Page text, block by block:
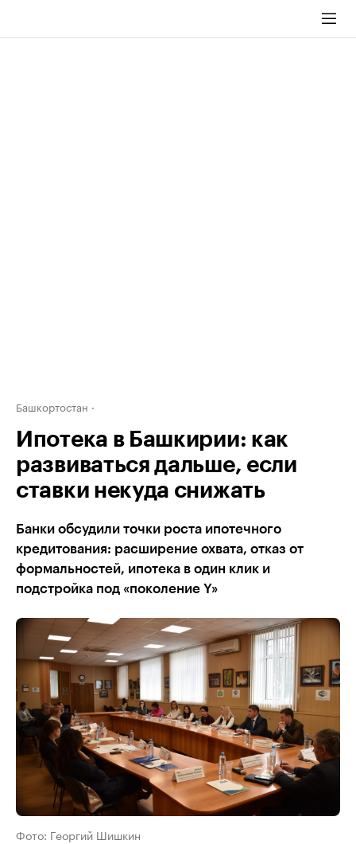
Башкортостан
Ипотека в Башкирии: как
развиваться дальше, если
ставки некуда снижать
Банки обсудили точки роста ипотечного
кредитования: расширение охвата, отказ от
формальностей, ипотека в один клик и
подстройка под «поколение Y»
Фото: Георгий Шишкин